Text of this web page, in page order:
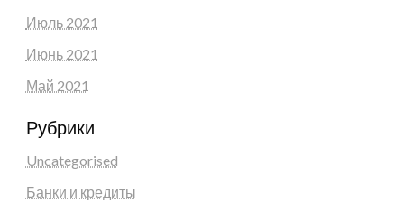
Июль 2021
Июнь 2021
Май 2021
Рубрики
Uncategorised
Банки и кредиты